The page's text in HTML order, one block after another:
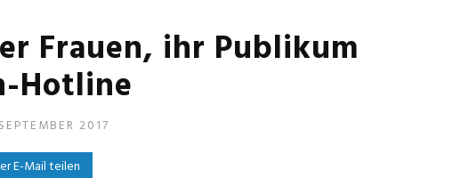
Frauen, ihr Publikum
Hotline
2017
E-Mail teilen